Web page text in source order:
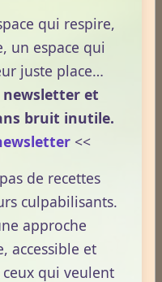
qui respire,
un espace qui
juste place…
newsletter et
bruit inutile.
<<
de recettes
culpabilisants.
approche
accessible et
qui veulent